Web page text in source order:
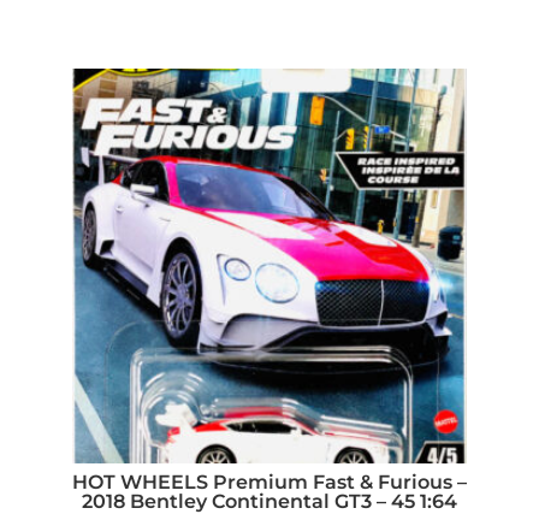
HOT WHEELS Premium Fast & Furious –
2018 Bentley Continental GT3 – 45 1:64